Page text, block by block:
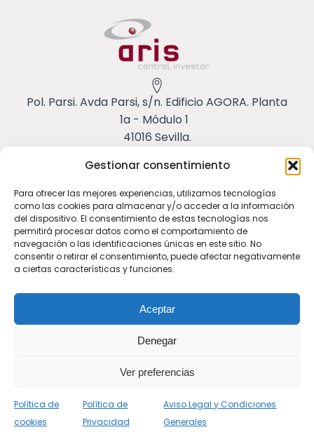
Gestionar consentimiento
Para ofrecer las mejores experiencias, utilizamos tecnologías
como las cookies para almacenar y/o acceder a la información
del dispositivo. El consentimiento de estas tecnologías nos
permitirá procesar datos como el comportamiento de
navegación o las identificaciones únicas en este sitio. No
consentir o retirar el consentimiento, puede afectar negativamente
a ciertas características y funciones.
Aceptar
Denegar
Ver preferencias
Política de
cookies
Política de
Privacidad
Aviso Legal y Condiciones
Generales
Pol. Parsi. Avda Parsi, s/n. Edificio AGORA. Planta
1a - Módulo 1
41016 Sevilla.
jsl@aris-control.com
InicioServiciosQuienes SomosBlog
Contacto
Política de Privacidad
Aviso Legal y Condiciones Generales
Política de Cookies
© Web Design Kapas.es